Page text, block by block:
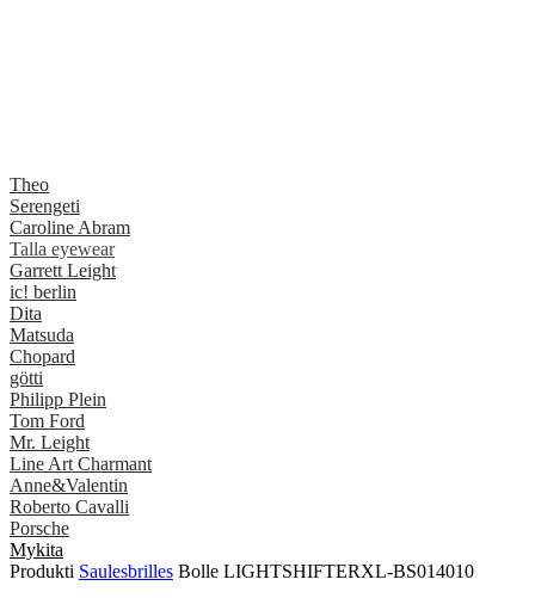
Theo
Serengeti
Caroline Abram
Talla eyewear
Garrett Leight
ic! berlin
Dita
Matsuda
Chopard
götti
Philipp Plein
Tom Ford
Mr. Leight
Line Art Charmant
Anne&Valentin
Roberto Cavalli
Porsche
Mykita
Produkti Saulesbrilles Bolle LIGHTSHIFTERXL-BS014010